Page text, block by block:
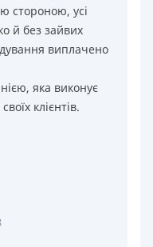
стороною, усі
й без зайвих
виплачено
яка виконує
клієнтів.